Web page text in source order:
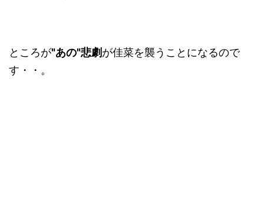
ところが"あの"悲劇が佳菜を襲うことになるので
す・・。